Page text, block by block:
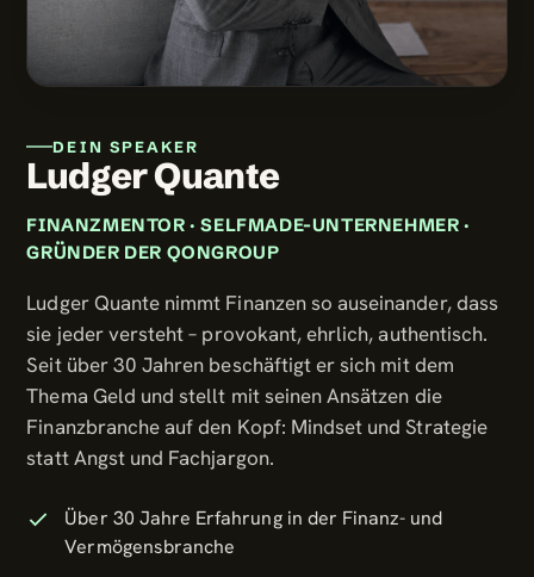
DEIN SPEAKER
Ludger Quante
FINANZMENTOR · SELFMADE-UNTERNEHMER ·
GRÜNDER DER QONGROUP
Ludger Quante nimmt Finanzen so auseinander, dass
sie jeder versteht – provokant, ehrlich, authentisch.
Seit über 30 Jahren beschäftigt er sich mit dem
Thema Geld und stellt mit seinen Ansätzen die
Finanzbranche auf den Kopf: Mindset und Strategie
statt Angst und Fachjargon.
Über 30 Jahre Erfahrung in der Finanz- und
Vermögensbranche